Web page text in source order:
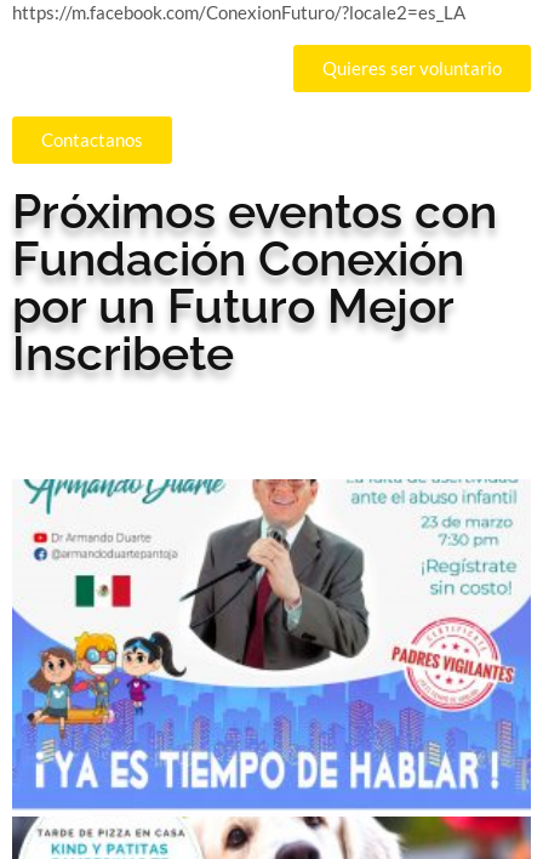
https://m.facebook.com/ConexionFuturo/?locale2=es_LA
Quieres ser voluntario
Contactanos
Próximos eventos con
Fundación Conexión
por un Futuro Mejor
Inscribete